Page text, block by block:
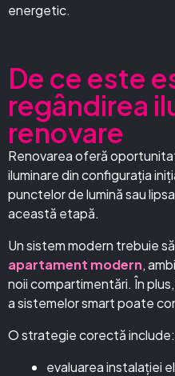
energetic.
De ce este
regândirea
renovare
Renovarea oferă
iluminare din configurația
punctelor de lumină sau
această etapă.
Un sistem modern trebuie
apartament modern,
noii compartimentări. În
a sistemelor smart poate
O strategie corectă include:
evaluarea instalației